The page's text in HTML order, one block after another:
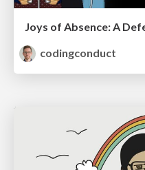
Joys of Absence: A
codingconduct